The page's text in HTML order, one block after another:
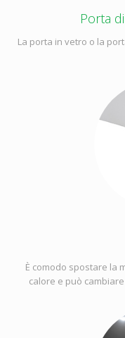
Porta
La porta in vetro o la
È comodo spostare la
calore e può